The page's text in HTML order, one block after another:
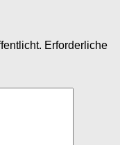
Erforderliche